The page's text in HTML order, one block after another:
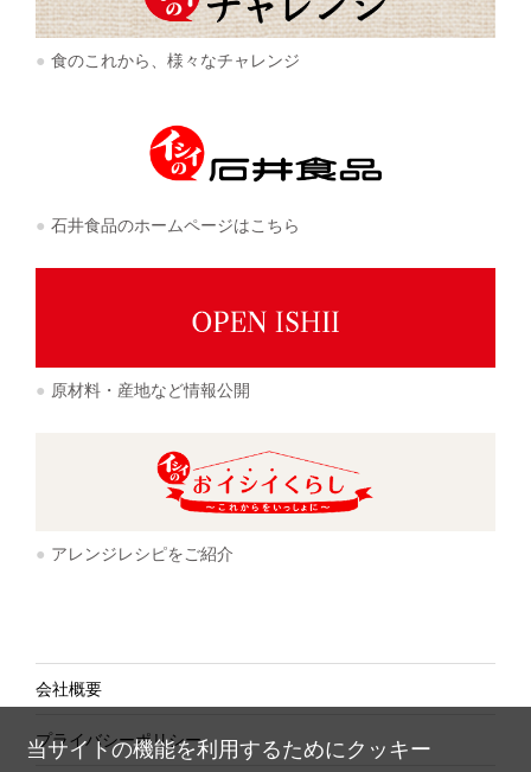
食のこれから、様々なチャレンジ
石井食品のホームページはこちら
原材料・産地など情報公開
アレンジレシピをご紹介
会社概要
プライバシーポリシー
当サイトの機能を利用するためにクッキー